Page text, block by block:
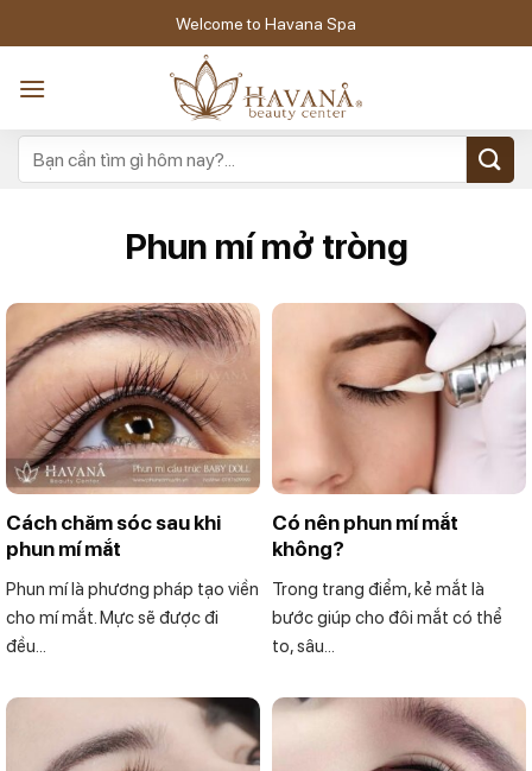
to
Welcome to Havana Spa
Phun mí mở tròng
Cách chăm sóc sau khi
phun mí mắt
Phun mí là phương pháp tạo viền
cho mí mắt. Mực sẽ được đi
đều...
Có nên phun mí mắt
không?
Trong trang điểm, kẻ mắt là
bước giúp cho đôi mắt có thể
to, sâu...